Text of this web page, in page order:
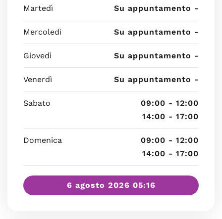
Martedì Su appuntamento -
Mercoledì Su appuntamento -
Giovedì Su appuntamento -
Venerdì Su appuntamento -
Sabato
09:00 - 12:00
14:00 - 17:00
Domenica
09:00 - 12:00
14:00 - 17:00
6 agosto 2026 05:16